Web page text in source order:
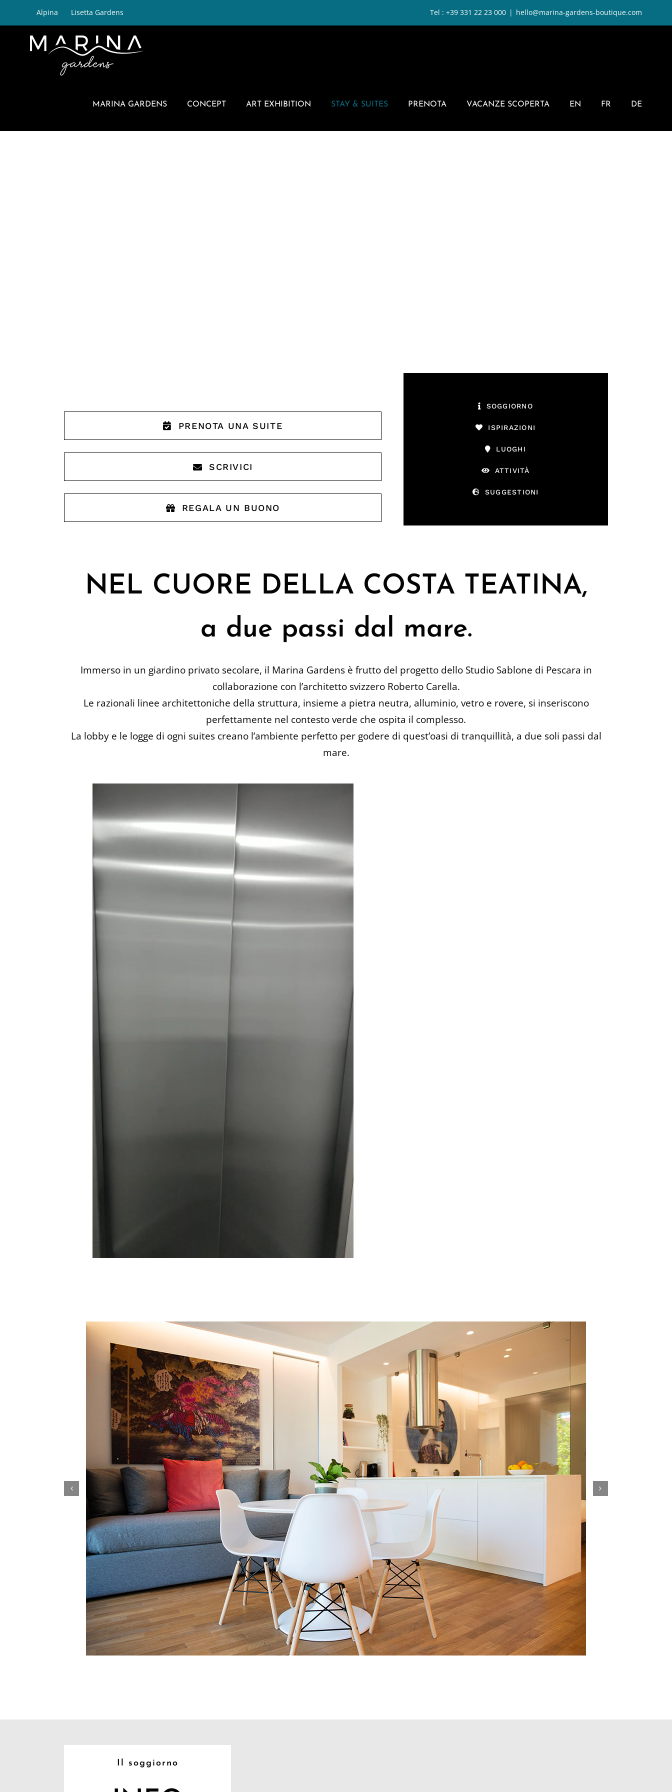
al
contenuto
Alpina Lisetta Gardens Tel : +39 331 22 23 000 | hello@marina-gardens-boutique.com
MARINA GARDENS CONCEPT ART EXHIBITION STAY & SUITES PRENOTA VACANZE SCOPERTA EN FR DE
PRENOTA UNA SUITE
SCRIVICI
REGALA UN BUONO
SOGGIORNO
ISPIRAZIONI
LUOGHI
ATTIVITÀ
SUGGESTIONI
NEL CUORE DELLA COSTA TEATINA,
a due passi dal mare.
Immerso in un giardino privato secolare, il Marina Gardens è frutto del progetto dello Studio Sablone di Pescara in
collaborazione con l’architetto svizzero Roberto Carella.
Le razionali linee architettoniche della struttura, insieme a pietra neutra, alluminio, vetro e rovere, si inseriscono
perfettamente nel contesto verde che ospita il complesso.
La lobby e le logge di ogni suites creano l’ambiente perfetto per godere di quest’oasi di tranquillità, a due soli passi dal
mare.
Il soggiorno